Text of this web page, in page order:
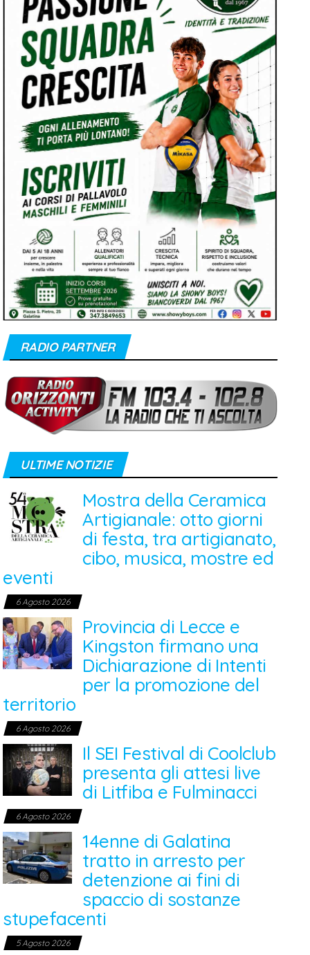
RADIO PARTNER
ULTIME NOTIZIE
Mostra della Ceramica
Artigianale: otto giorni
di festa, tra artigianato,
cibo, musica, mostre ed
eventi
6 Agosto 2026
Provincia di Lecce e
Kingston firmano una
Dichiarazione di Intenti
per la promozione del
territorio
6 Agosto 2026
Il SEI Festival di Coolclub
presenta gli attesi live
di Litfiba e Fulminacci
6 Agosto 2026
14enne di Galatina
tratto in arresto per
detenzione ai fini di
spaccio di sostanze
stupefacenti
5 Agosto 2026